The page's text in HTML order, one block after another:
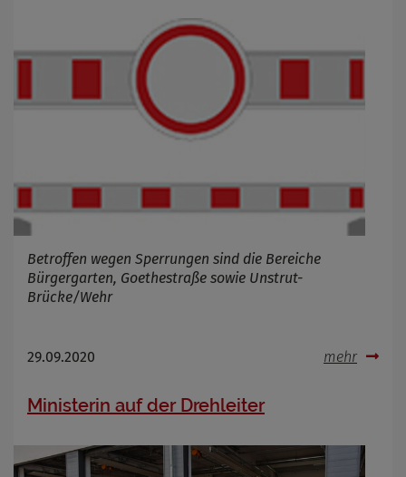
Betroffen wegen Sperrungen sind die Bereiche
Bürgergarten, Goethestraße sowie Unstrut-
Brücke/Wehr
29.09.2020 mehr
Ministerin auf der Drehleiter